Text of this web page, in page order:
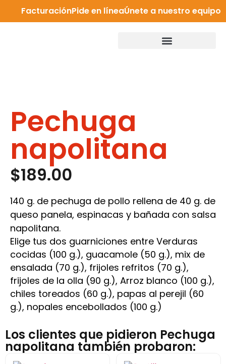
FacturaciónPide en líneaÚnete a nuestro equipo
Pechuga
napolitana
$189.00
140 g. de pechuga de pollo rellena de 40 g. de
queso panela, espinacas y bañada con salsa
napolitana.
Elige tus dos guarniciones entre Verduras
cocidas (100 g.), guacamole (50 g.), mix de
ensalada (70 g.), frijoles refritos (70 g.),
frijoles de la olla (90 g.), Arroz blanco (100 g.),
chiles toreados (60 g.), papas al perejil (60
g.), nopales encebollados (100 g.)
Los clientes que pidieron Pechuga
napolitana también probaron: